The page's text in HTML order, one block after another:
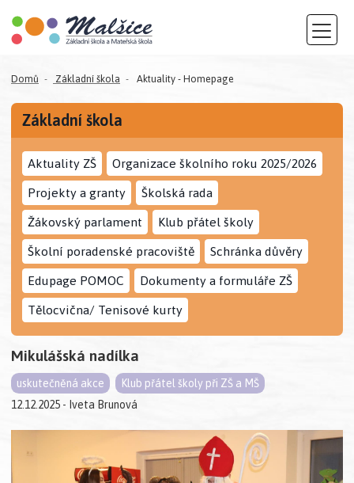
Domů Základní škola Aktuality - Homepage
Základní škola
Aktuality ZŠ Organizace školního roku 2025/2026
Projekty a granty Školská rada
Žákovský parlament Klub přátel školy
Školní poradenské pracoviště Schránka důvěry
Edupage POMOC Dokumenty a formuláře ZŠ
Tělocvična/ Tenisové kurty
Mikulášská nadílka
uskutečněná akce
Klub přátel školy při ZŠ a MŠ
12.12.2025 - Iveta Brunová